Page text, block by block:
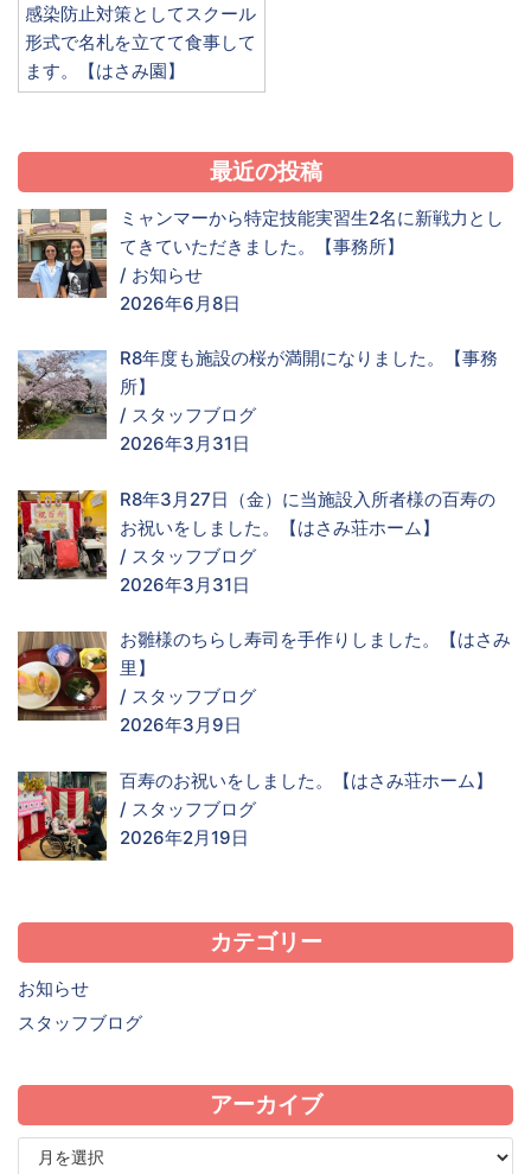
感染防止対策としてスクール
形式で名札を立てて食事して
ます。【はさみ園】
最近の投稿
ミャンマーから特定技能実習生2名に新戦力とし
てきていただきました。【事務所】
/ お知らせ
2026年6月8日
R8年度も施設の桜が満開になりました。【事務
所】
/ スタッフブログ
2026年3月31日
R8年3月27日（金）に当施設入所者様の百寿の
お祝いをしました。【はさみ荘ホーム】
/ スタッフブログ
2026年3月31日
お雛様のちらし寿司を手作りしました。【はさみ
里】
/ スタッフブログ
2026年3月9日
百寿のお祝いをしました。【はさみ荘ホーム】
/ スタッフブログ
2026年2月19日
カテゴリー
お知らせ
スタッフブログ
アーカイブ